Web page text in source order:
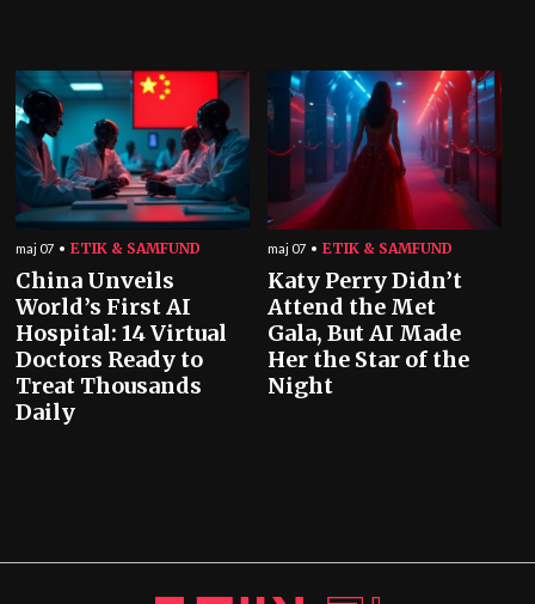
maj 07 ETIK & SAMFUND
China Unveils
World’s First AI
Hospital: 14 Virtual
Doctors Ready to
Treat Thousands
Daily
maj 07 ETIK & SAMFUND
Katy Perry Didn’t
Attend the Met
Gala, But AI Made
Her the Star of the
Night